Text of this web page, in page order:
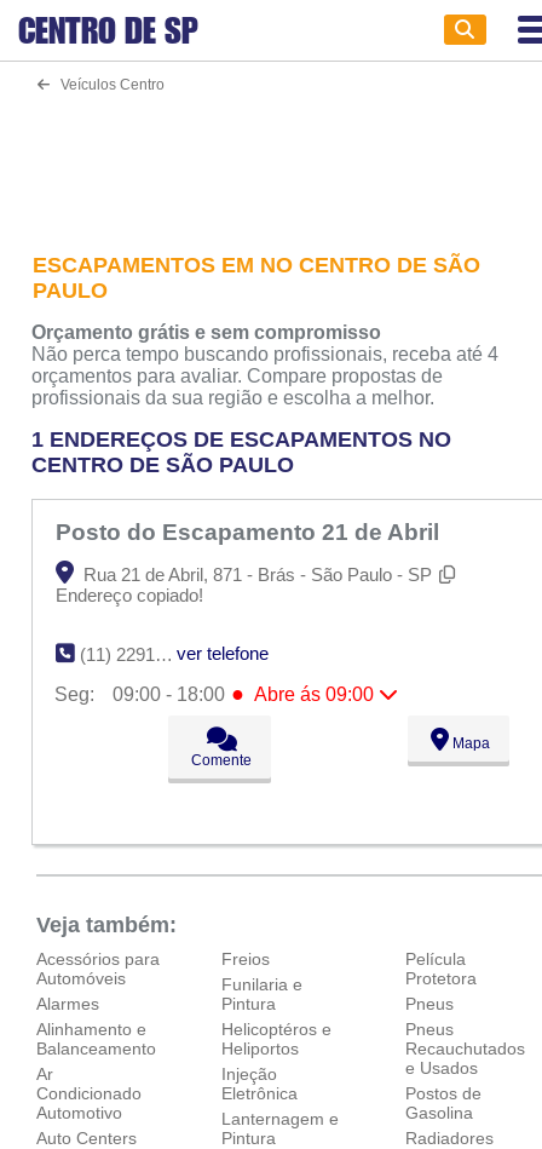
CENTRO DE SP
Veículos Centro
ESCAPAMENTOS EM NO CENTRO DE SÃO
PAULO
Orçamento grátis e sem compromisso
Não perca tempo buscando profissionais, receba até 4
orçamentos para avaliar. Compare propostas de
profissionais da sua região e escolha a melhor.
1 ENDEREÇOS DE ESCAPAMENTOS NO
CENTRO DE SÃO PAULO
Posto do Escapamento 21 de Abril
Rua 21 de Abril, 871 - Brás - São Paulo - SP
Endereço copiado!
(11) 2291-0110
ver telefone
Seg:
09:00 - 18:00 ● Abre ás 09:00
09:00 - 18:00
09:00 - 18:00
09:00 - 18:00
Comente
Mapa
Veja também:
Acessórios para
Automóveis
Alarmes
Alinhamento e
Balanceamento
Ar
Condicionado
Automotivo
Auto Centers
Freios
Funilaria e
Pintura
Helicoptéros e
Heliportos
Injeção
Eletrônica
Lanternagem e
Pintura
Película
Protetora
Pneus
Pneus
Recauchutados
e Usados
Postos de
Gasolina
Radiadores